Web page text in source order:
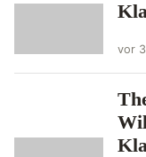
vor